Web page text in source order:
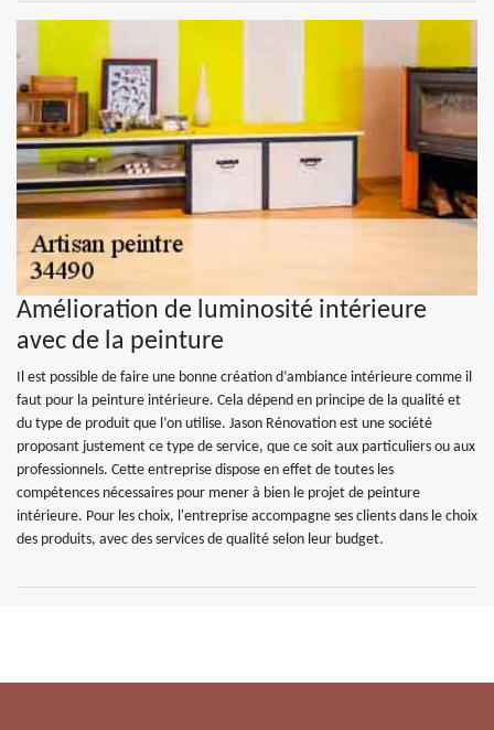
Amélioration de luminosité intérieure
avec de la peinture
Il est possible de faire une bonne création d’ambiance intérieure comme il
faut pour la peinture intérieure. Cela dépend en principe de la qualité et
du type de produit que l’on utilise. Jason Rénovation est une société
proposant justement ce type de service, que ce soit aux particuliers ou aux
professionnels. Cette entreprise dispose en effet de toutes les
compétences nécessaires pour mener à bien le projet de peinture
intérieure. Pour les choix, l'entreprise accompagne ses clients dans le choix
des produits, avec des services de qualité selon leur budget.